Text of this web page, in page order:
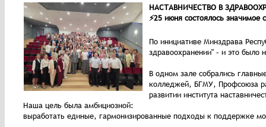
НАСТАВНИЧЕСТВО В
⚡25 июня состоялось
По инициативе Минздрава
здравоохранении" – и это
В одном зале собрались
колледжей, БГМУ, Профсоюза
развитии института
Наша цель была амбициозной:
выработать единые, гармонизированные подходы к поддержке